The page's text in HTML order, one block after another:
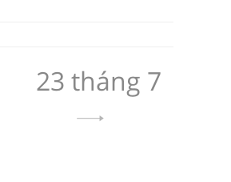
23 tháng 7